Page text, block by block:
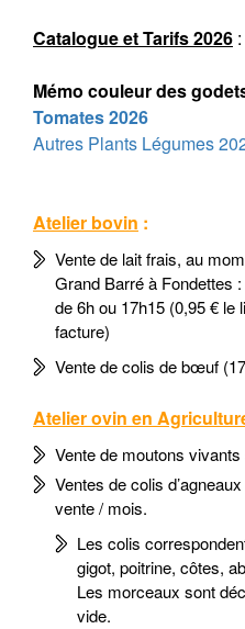
Catalogue et Tarifs 2026 :
Mémo couleur des
Tomates 2026
Autres Plants Légumes
Atelier bovin :
Vente de lait frais, au
Grand Barré à Fondettes
de 6h ou 17h15 (0,95 € le
facture)
Vente de colis de bœuf
Atelier ovin en
Vente de moutons
Ventes de colis
vente / mois.
Les colis
gigot, poitrine, côtes,
Les morceaux sont
vide.